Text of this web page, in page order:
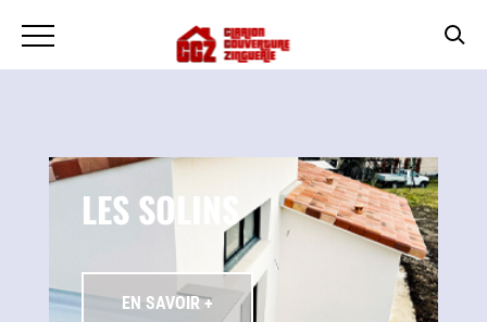
LES SOLINS
EN SAVOIR +